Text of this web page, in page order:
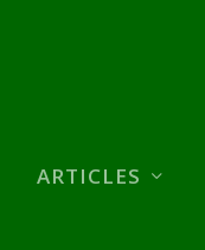
ARTICLES